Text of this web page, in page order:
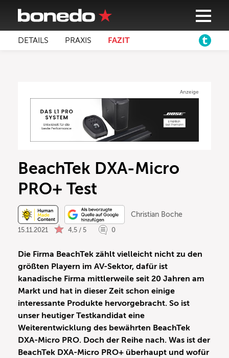
DETAILS PRAXIS FAZIT
Anzeige
BeachTek DXA-Micro
PRO+ Test
Christian Boche
15.11.2021 4,5 / 5 0
Die Firma BeachTek zählt vielleicht nicht zu den
größten Playern im AV-Sektor, dafür ist
kanadische Firma mittlerweile seit 20 Jahren am
Markt und hat in dieser Zeit schon einige
interessante Produkte hervorgebracht. So ist
unser heutiger Testkandidat eine
Weiterentwicklung des bewährten BeachTek
DXA-Micro PRO. Doch der Reihe nach. Was ist der
BeachTek DXA-Micro PRO+ überhaupt und wofür